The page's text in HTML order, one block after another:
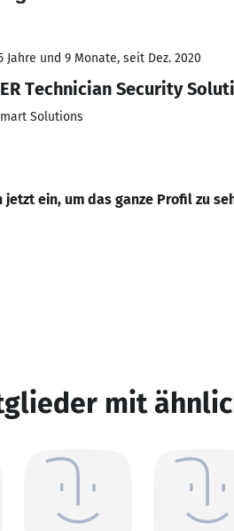
Jahre und 9 Monate, seit Dez. 2020
Technician Security
Solutions
jetzt ein, um das ganze Profil zu
mit